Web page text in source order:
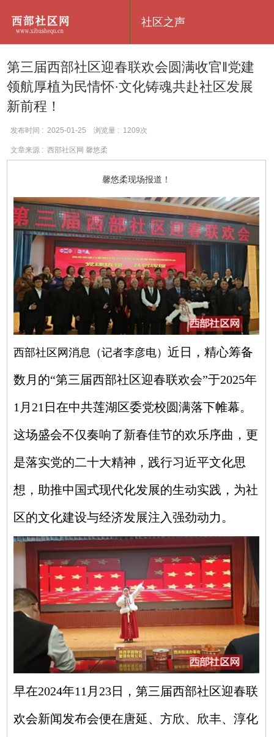
社区之声
第三届西部社区迎春联欢会圆满收官‖党建
领航厚植为民情怀·文化铸魂共赴社区发展
新前程！
发布时间 : 2025-01-25 浏览量 : 1209次
文章来源 : 西部社区网 馨悠柔
馨悠柔现场报道！
西部社区网消息（记者李彦电） 近日，精心筹备
数月的“第三届西部社区迎春联欢会”于2025年
1月21日在中共莲湖区委党校圆满落下帷幕。
这场盛会不仅奏响了新春佳节的欢乐序曲，更
是落实党的二十大精神，践行习近平文化思
想，助推中国式现代化发展的生动实践，为社
区的文化建设与经济发展注入强劲动力。
早在2024年11月23日，第三届西部社区迎春联
欢会新闻发布会便在唐延、方欣、欣丰、淳化